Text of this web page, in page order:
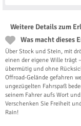
Weitere Details zum
Was macht dieses
Über Stock und Stein, mit
einen der eigene Wille trägt
übermütig und ohne
Offroad-Gelände gefahren
ungezügelten Fahrspaß
seinem Fahrer aufs Wort
Verschenken Sie Freiheit
Rain!